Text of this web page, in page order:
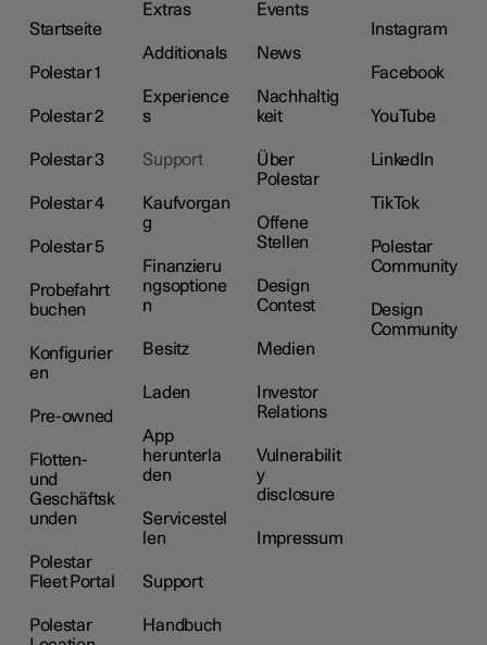
Startseite
Polestar 1
Polestar 2
Polestar 3
Polestar 4
Polestar 5
Probefahrt
buchen
Konfigurier
en
Pre-owned
Flotten-
und
Geschäftsk
unden
Polestar
Fleet Portal
Polestar
Extras
Additionals
Experience
s
Support
Kaufvorgan
g
Finanzieru
ngsoptione
n
Besitz
Laden
App
herunterla
den
Servicestel
len
Support
Handbuch
Events
News
Nachhaltig
keit
Über
Polestar
Offene
Stellen
Design
Contest
Medien
Investor
Relations
Vulnerabilit
y
disclosure
Impressum
Instagram
Facebook
YouTube
LinkedIn
TikTok
Polestar
Community
Design
Community